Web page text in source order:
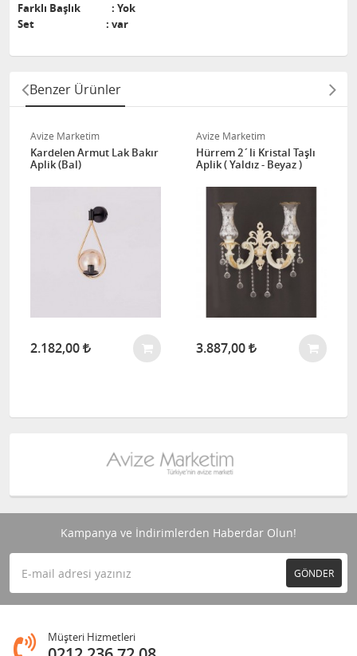
Farklı Başlık : Yok
Set : var
Benzer Ürünler
Avize Marketim
Kardelen Armut Lak Bakır
Aplik (Bal)
2.182,00
Avize Marketim
Hürrem 2´li Kristal Taşlı
Aplik ( Yaldız - Beyaz )
3.887,00
Kampanya ve İndirimlerden Haberdar Olun!
GÖNDER
Müşteri Hizmetleri